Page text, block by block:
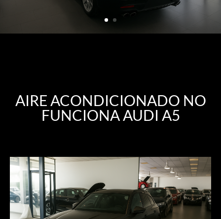
AIRE ACONDICIONADO NO
FUNCIONA AUDI A5